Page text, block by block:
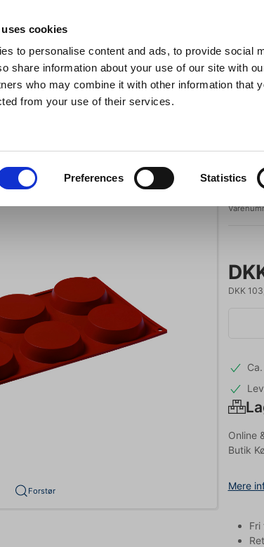
cookies
to personalise content and ads, to provide social
share information about your use of our site with
who may combine it with other information that
from your use of their services.
Preferences Statistics
og entusiaster
Gryder & Pander Grill
Forstør
Pavoni
DKK
Online
Butik
Mere